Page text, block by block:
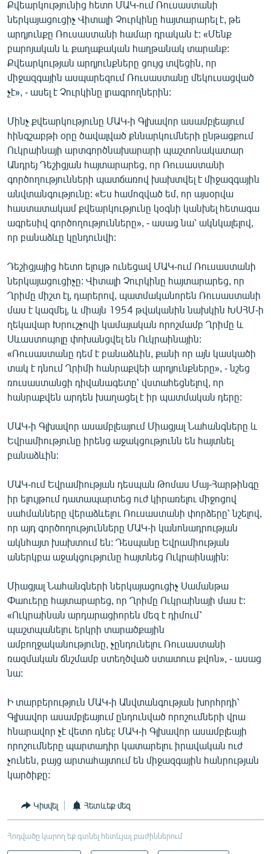
Քվեարկությունից հետո ՄԱԿ-ում Ռուսաստանի
ներկայացուցիչ Վիտալի Չուրկինը հայտարարել է, թե
արդյունքը Ռուսաստանի համար դրական է: «Մենք
բարոյական և քաղաքական հաղթանակ տարանք:
Քվեարկության արդյունքները ցույց տվեցին, որ
միջազգային ասպարեզում Ռուսաստանը մեկուսացված
չէ», - ասել է Չուրկինը լրագրողներին:
Մինչ քվեարկությունը ՄԱԿ-ի Գլխավոր ասամբլեայում
հինգշաբթի օրը ծավալված քննարկումների ընթացքում
Ուկրաինայի արտգործնախարարի պաշտոնակատար
Անդրեյ Դեշիցյան հայտարարեց, որ Ռուսաստանի
գործողությունների պատճառով խախտվել է միջազգային
անվտանգությունը: «Ես համոզված եմ, որ այսօրվա
հաստատակամ քվեարկությունը կօգնի կանխել հետագա
ագրեսիվ գործողությունները», - ասաց նա՝ ակնկալելով,
որ բանաձևը կընդունվի:
Դեշիցյայից հետո ելույթ ունեցավ ՄԱԿ-ում Ռուսաստանի
ներկայացուցիչը: Վիտալի Չուրկինը հայտարարեց, որ
Ղրիմը միշտ էլ, դարերով, պատմականորեն Ռուսաստանի
մաս է կազմել, և միայն 1954 թվականին նախկին ԽՍՀՄ-ի
ղեկավար Խրուշչովի կամայական որոշմամբ Ղրիմը և
Սևաստոպոլը փոխանցվել են Ուկրաինային:
«Ռուսաստանը դեմ է բանաձևին, քանի որ այն կասկածի
տակ է դնում Ղրիմի հանրաքվեի արդյունքները», - նշեց
ռուսաստանցի դիվանագետը՝ վստահեցնելով, որ
հանրաքվեն արդեն խաղացել է իր պատմական դերը:
ՄԱԿ-ի Գլխավոր ասամբլեայում Միացյալ Նահանգները և
Եվրամիությունը իրենց աջակցությունն են հայտնել
բանաձևին:
ՄԱԿ-ում Եվրամիության դեսպան Թոմաս Մայ-Հարթինգը
իր ելույթում դատապարտեց ուժ կիրառելու միջոցով
սահմանները վերաձևելու Ռուսաստանի փորձերը՝ նշելով,
որ այդ գործողությունները ՄԱԿ-ի կանոնադրության
ակնհայտ խախտում են: Դեսպանը Եվրամիության
աներկբա աջակցությունը հայտնեց Ուկրաինային:
Միացյալ Նահանգների ներկայացուցիչ Սամանթա
Փաուերը հայտարարեց, որ Ղրիմը Ուկրաինայի մաս է:
«Ուկրաինան արդարացիորեն մեզ է դիմում՝
պաշտպանելու երկրի տարածքային
ամբողջականությունը, չընդունելու Ռուսաստանի
ռազմական ճնշմամբ ստեղծված ստատուս քվոն», - ասաց
նա:
Ի տարբերություն ՄԱԿ-ի Անվտանգության խորհրդի՝
Գլխավոր ասամբլեայում ընդունված որոշումների վրա
հնարավոր չէ վետո դնել: ՄԱԿ-ի Գլխավոր ասամբլեայի
որոշումները պարտադիր կատարելու իրավական ուժ
չունեն, բայց արտահայտում են միջազգային հանրության
կարծիքը:
Կիսվել Հետևեք մեզ
Հոդվածը կարող եք գտնել հետևյալ բաժիններում